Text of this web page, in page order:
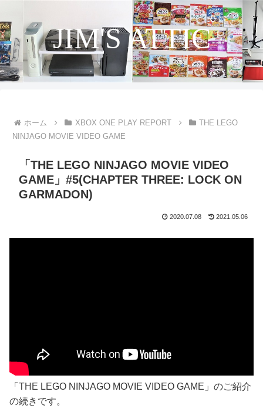
JIM'S ATTIC
ホーム XBOX ONE PLAY REPORT
THE LEGO
NINJAGO MOVIE VIDEO GAME
「THE LEGO NINJAGO MOVIE VIDEO
GAME」#5(CHAPTER THREE: LOCK ON
GARMADON)
2020.07.08 2021.05.06
「THE LEGO NINJAGO MOVIE VIDEO GAME」のご紹介
の続きです。